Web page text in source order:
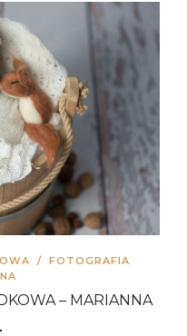
/ FOTOGRAFIA
– MARIANNA